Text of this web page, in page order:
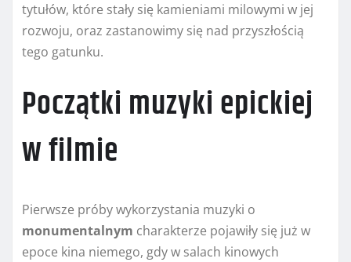
tytułów, które stały się kamieniami milowymi w jej
rozwoju, oraz zastanowimy się nad przyszłością
tego gatunku.
Początki muzyki epickiej
w filmie
Pierwsze próby wykorzystania muzyki o
monumentalnym charakterze pojawiły się już w
epoce kina niemego, gdy w salach kinowych